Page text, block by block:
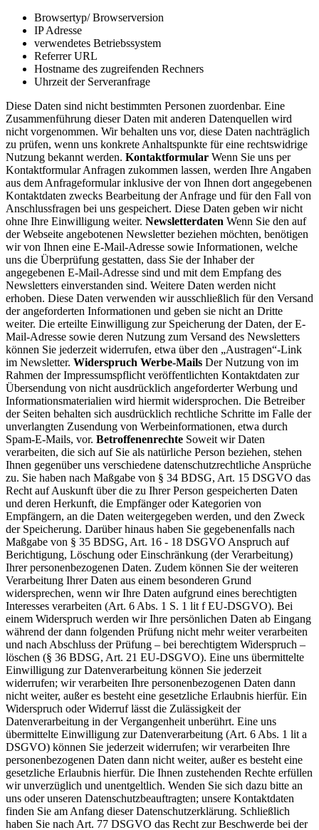
Browsertyp/ Browserversion
IP Adresse
verwendetes Betriebssystem
Referrer URL
Hostname des zugreifenden Rechners
Uhrzeit der Serveranfrage
Diese Daten sind nicht bestimmten Personen zuordenbar. Eine
Zusammenführung dieser Daten mit anderen Datenquellen wird
nicht vorgenommen. Wir behalten uns vor, diese Daten nachträglich
zu prüfen, wenn uns konkrete Anhaltspunkte für eine rechtswidrige
Nutzung bekannt werden. Kontaktformular Wenn Sie uns per
Kontaktformular Anfragen zukommen lassen, werden Ihre Angaben
aus dem Anfrageformular inklusive der von Ihnen dort angegebenen
Kontaktdaten zwecks Bearbeitung der Anfrage und für den Fall von
Anschlussfragen bei uns gespeichert. Diese Daten geben wir nicht
ohne Ihre Einwilligung weiter. Newsletterdaten Wenn Sie den auf
der Webseite angebotenen Newsletter beziehen möchten, benötigen
wir von Ihnen eine E-Mail-Adresse sowie Informationen, welche
uns die Überprüfung gestatten, dass Sie der Inhaber der
angegebenen E-Mail-Adresse sind und mit dem Empfang des
Newsletters einverstanden sind. Weitere Daten werden nicht
erhoben. Diese Daten verwenden wir ausschließlich für den Versand
der angeforderten Informationen und geben sie nicht an Dritte
weiter. Die erteilte Einwilligung zur Speicherung der Daten, der E-
Mail-Adresse sowie deren Nutzung zum Versand des Newsletters
können Sie jederzeit widerrufen, etwa über den „Austragen“-Link
im Newsletter. Widerspruch Werbe-Mails Der Nutzung von im
Rahmen der Impressumspflicht veröffentlichten Kontaktdaten zur
Übersendung von nicht ausdrücklich angeforderter Werbung und
Informationsmaterialien wird hiermit widersprochen. Die Betreiber
der Seiten behalten sich ausdrücklich rechtliche Schritte im Falle der
unverlangten Zusendung von Werbeinformationen, etwa durch
Spam-E-Mails, vor. Betroffenenrechte Soweit wir Daten
verarbeiten, die sich auf Sie als natürliche Person beziehen, stehen
Ihnen gegenüber uns verschiedene datenschutzrechtliche Ansprüche
zu. Sie haben nach Maßgabe von § 34 BDSG, Art. 15 DSGVO das
Recht auf Auskunft über die zu Ihrer Person gespeicherten Daten
und deren Herkunft, die Empfänger oder Kategorien von
Empfängern, an die Daten weitergegeben werden, und den Zweck
der Speicherung. Darüber hinaus haben Sie gegebenenfalls nach
Maßgabe von § 35 BDSG, Art. 16 - 18 DSGVO Anspruch auf
Berichtigung, Löschung oder Einschränkung (der Verarbeitung)
Ihrer personenbezogenen Daten. Zudem können Sie der weiteren
Verarbeitung Ihrer Daten aus einem besonderen Grund
widersprechen, wenn wir Ihre Daten aufgrund eines berechtigten
Interesses verarbeiten (Art. 6 Abs. 1 S. 1 lit f EU-DSGVO). Bei
einem Widerspruch werden wir Ihre persönlichen Daten ab Eingang
während der dann folgenden Prüfung nicht mehr weiter verarbeiten
und nach Abschluss der Prüfung – bei berechtigtem Widerspruch –
löschen (§ 36 BDSG, Art. 21 EU-DSGVO). Eine uns übermittelte
Einwilligung zur Datenverarbeitung können Sie jederzeit
widerrufen; wir verarbeiten Ihre personenbezogenen Daten dann
nicht weiter, außer es besteht eine gesetzliche Erlaubnis hierfür. Ein
Widerspruch oder Widerruf lässt die Zulässigkeit der
Datenverarbeitung in der Vergangenheit unberührt. Eine uns
übermittelte Einwilligung zur Datenverarbeitung (Art. 6 Abs. 1 lit a
DSGVO) können Sie jederzeit widerrufen; wir verarbeiten Ihre
personenbezogenen Daten dann nicht weiter, außer es besteht eine
gesetzliche Erlaubnis hierfür. Die Ihnen zustehenden Rechte erfüllen
wir unverzüglich und unentgeltlich. Wenden Sie sich dazu bitte an
uns oder unseren Datenschutzbeauftragten; unsere Kontaktdaten
finden Sie am Anfang dieser Datenschutzerklärung. Schließlich
haben Sie nach Art. 77 DSGVO das Recht zur Beschwerde bei der